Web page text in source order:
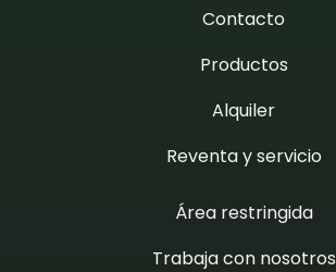
Contacto
Productos
Alquiler
Reventa y servicio
Área restringida
Trabaja con nosotros